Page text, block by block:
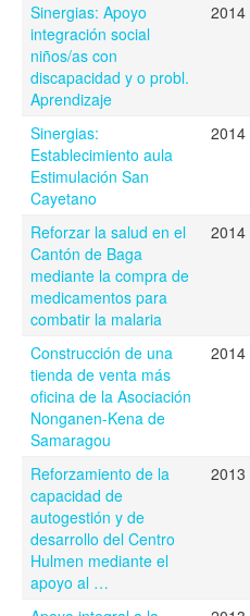
Sinergias: Apoyo
integración social
niños/as con
discapacidad y o probl.
Aprendizaje
2014
Sinergias:
Establecimiento aula
Estimulación San
Cayetano
2014
Reforzar la salud en el
Cantón de Baga
mediante la compra de
medicamentos para
combatir la malaria
2014
Construcción de una
tienda de venta más
oficina de la Asociación
Nonganen-Kena de
Samaragou
2014
Reforzamiento de la
capacidad de
autogestión y de
desarrollo del Centro
Hulmen mediante el
apoyo al …
2013